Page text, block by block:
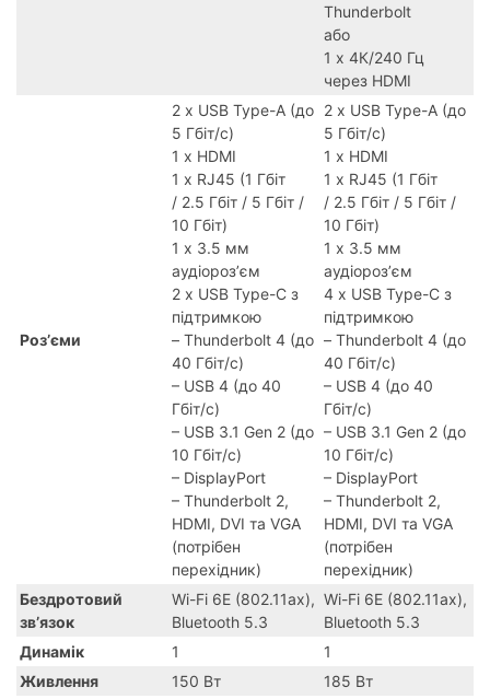
Thunderbolt
або
1 х 4К/240 Гц
через HDMI
Розʼєми
2 х USB Type-A (до
5 Гбіт/с)
1 x HDMI
1 x RJ45 (1 Гбіт
/ 2.5 Гбіт / 5 Гбіт /
10 Гбіт)
1 х 3.5 мм
аудіорозʼєм
2 х USB Type-C з
підтримкою
– Thunderbolt 4 (до
40 Гбіт/с)
– USB 4 (до 40
Гбіт/с)
– USB 3.1 Gen 2 (до
10 Гбіт/с)
– DisplayPort
– Thunderbolt 2,
HDMI, DVI та VGA
(потрібен
перехідник)
2 х USB Type-A (до
5 Гбіт/с)
1 x HDMI
1 x RJ45 (1 Гбіт
/ 2.5 Гбіт / 5 Гбіт /
10 Гбіт)
1 х 3.5 мм
аудіорозʼєм
4 х USB Type-C з
підтримкою
– Thunderbolt 4 (до
40 Гбіт/с)
– USB 4 (до 40
Гбіт/с)
– USB 3.1 Gen 2 (до
10 Гбіт/с)
– DisplayPort
– Thunderbolt 2,
HDMI, DVI та VGA
(потрібен
перехідник)
Бездротовий
звʼязок
Wi-Fi 6E (802.11ax),
Bluetooth 5.3
Wi-Fi 6E (802.11ax),
Bluetooth 5.3
Динамік
1
1
Живлення
150 Вт 185 Вт